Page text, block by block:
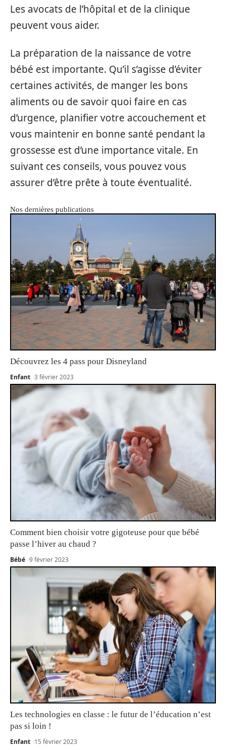
Les avocats de l’hôpital et de la clinique
peuvent vous aider.
La préparation de la naissance de votre
bébé est importante. Qu’il s’agisse d’éviter
certaines activités, de manger les bons
aliments ou de savoir quoi faire en cas
d’urgence, planifier votre accouchement et
vous maintenir en bonne santé pendant la
grossesse est d’une importance vitale. En
suivant ces conseils, vous pouvez vous
assurer d’être prête à toute éventualité.
Nos dernières publications
Découvrez les 4 pass pour Disneyland
Enfant 3 février 2023
Comment bien choisir votre gigoteuse pour que bébé
passe l’hiver au chaud ?
Bébé 9 février 2023
Les technologies en classe : le futur de l’éducation n’est
pas si loin !
Enfant 15 février 2023